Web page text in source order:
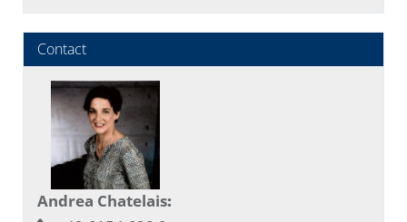
Contact
Andrea Chatelais: